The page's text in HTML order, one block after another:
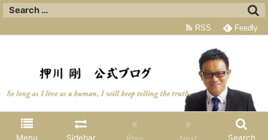
Menu Sidebar
« »
Search
RSS Feedly